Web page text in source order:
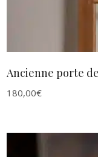
Ancienne porte
180,00€